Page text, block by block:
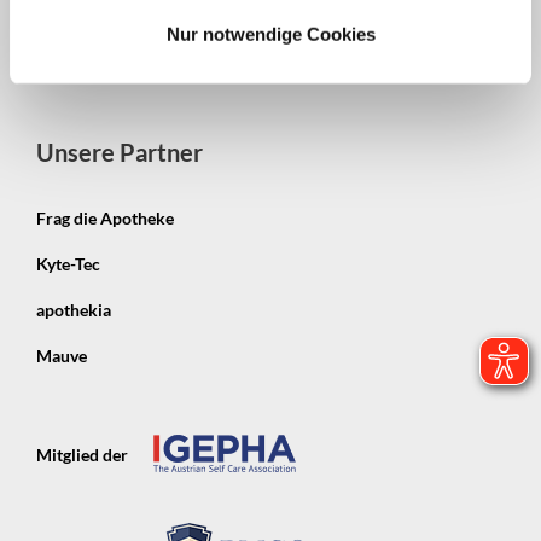
Nur notwendige Cookies
Unsere Partner
Frag die Apotheke
Kyte-Tec
apothekia
Mauve
Mitglied der